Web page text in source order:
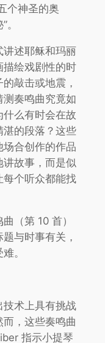
个神圣的奥
述耶稣和玛丽
描绘戏剧性的时
敲击或地震，
奏鸣曲究竟如
么有时会在故
的段落？这些
合创作的作品
故事，而是似
个听众都能找
（第 10 首）
与时事有关，
。
术上具有挑战
，这些奏鸣曲
指示小提琴